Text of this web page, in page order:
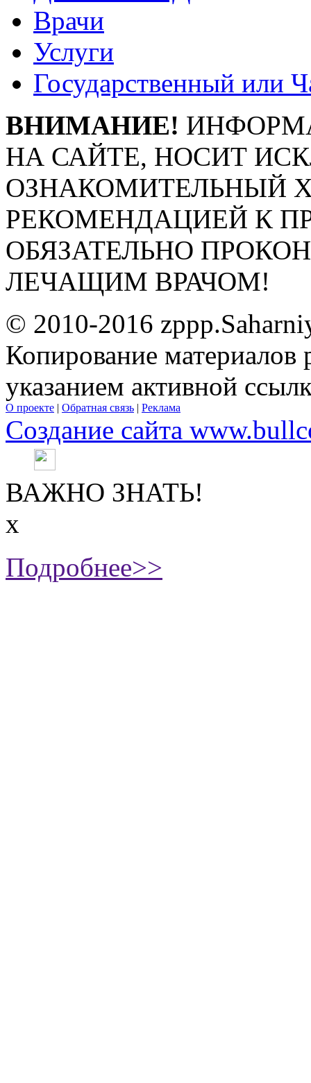
Врачи
Услуги
Государственный или
ВНИМАНИЕ!
НА САЙТЕ, НОСИТ
ОЗНАКОМИТЕЛЬНЫЙ
РЕКОМЕНДАЦИЕЙ К
ОБЯЗАТЕЛЬНО
ЛЕЧАЩИМ ВРАЧОМ!
© 2010-2016
Копирование материалов
указанием активной
О проекте | Обратная связь | Реклама
Создание сайта
ВАЖНО ЗНАТЬ!
х
Подробнее>>